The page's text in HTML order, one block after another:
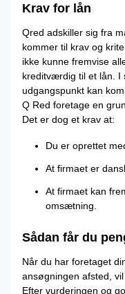
Krav for lån
Qred adskiller sig fra
kommer til krav og
ikke kunne fremvise
kreditværdig til et lån. I
udgangspunkt kan
Q Red foretage en
Det er dog et krav at:
Du er oprettet
At firmaet er
At firmaet kan
omsætning.
Sådan får du
Når du har foretaget
ansøgningen afsted,
Efter vurderingen og